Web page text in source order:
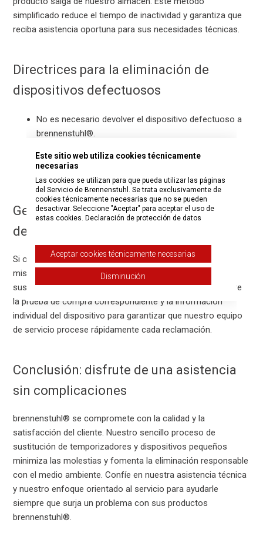
simplificado reduce el tiempo de inactividad y garantiza que
reciba asistencia oportuna para sus necesidades técnicas.
Directrices para la eliminación de
dispositivos defectuosos
No es necesario devolver el dispositivo defectuoso a
brennenstuhl®.
Deseche el dispositivo de acuerdo con la normativa
local sobre residuos electrónicos o en puntos de
recogida autorizados.
Gestión de varios dispositivos
defectuosos
Si otros temporizadores o dispositivos pequeños de la
misma compra presentan defectos, puede solicitar más
sustituciones siguiendo el mismo proceso. Incluya siempre
la prueba de compra correspondiente y la información
individual del dispositivo para garantizar que nuestro equipo
de servicio procese rápidamente cada reclamación.
Conclusión: disfrute de una asistencia
sin complicaciones
brennenstuhl® se compromete con la calidad y la
satisfacción del cliente. Nuestro sencillo proceso de
sustitución de temporizadores y dispositivos pequeños
minimiza las molestias y fomenta la eliminación responsable
con el medio ambiente. Confíe en nuestra asistencia técnica
y nuestro enfoque orientado al servicio para ayudarle
siempre que surja un problema con sus productos
brennenstuhl®.
Este sitio web utiliza cookies técnicamente
necesarias
Las cookies se utilizan para que pueda utilizar las páginas
del Servicio de Brennenstuhl. Se trata exclusivamente de
cookies técnicamente necesarias que no se pueden
desactivar. Seleccione "Aceptar" para aceptar el uso de
estas cookies. Declaración de protección de datos
Aceptar cookies técnicamente necesarias
Disminución